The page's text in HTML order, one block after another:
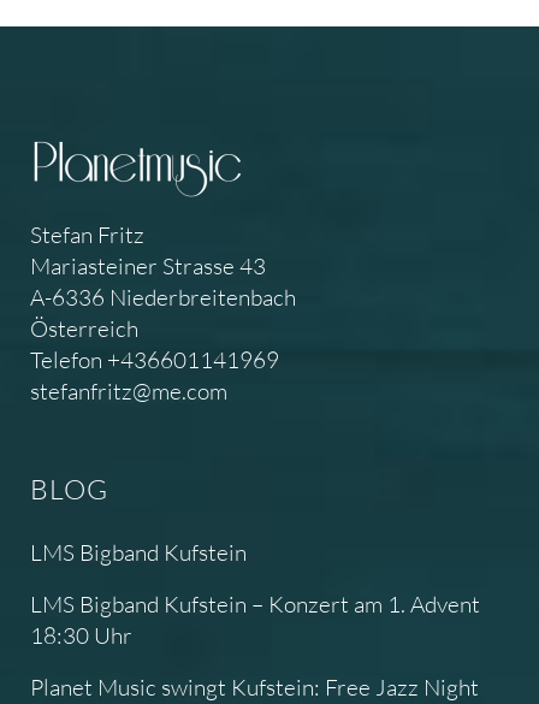
Stefan Fritz
Mariasteiner Strasse 43
A-6336 Niederbreitenbach
Österreich
Telefon +436601141969
stefanfritz@me.com
BLOG
LMS Bigband Kufstein
LMS Bigband Kufstein – Konzert am 1. Advent
18:30 Uhr
Planet Music swingt Kufstein: Free Jazz Night